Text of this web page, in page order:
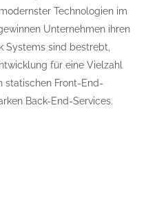
Technologien im
Unternehmen ihren
Systems sind bestrebt,
für eine Vielzahl
statischen Front-End-
Back-End-Services.